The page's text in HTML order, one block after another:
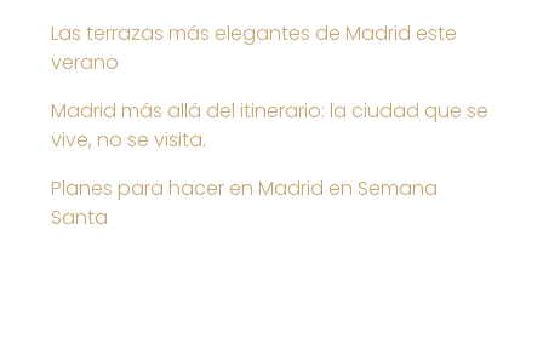
Las terrazas más elegantes de Madrid este
verano
Madrid más allá del itinerario: la ciudad que se
vive, no se visita.
Planes para hacer en Madrid en Semana
Santa